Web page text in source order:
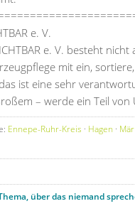
e. V.
e. V. besteht
mit ein,
ist eine sehr
– werde ein Teil von
Ennepe-Ruhr-Kreis · Hagen ·
über das niemand